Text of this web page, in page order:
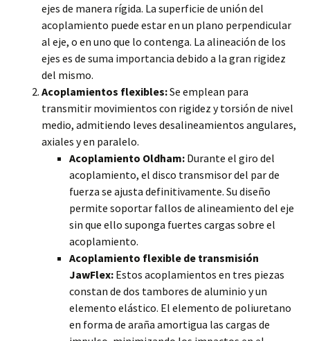
ejes de manera rígida. La superficie de unión del
acoplamiento puede estar en un plano perpendicular
al eje, o en uno que lo contenga. La alineación de los
ejes es de suma importancia debido a la gran rigidez
del mismo.
Acoplamientos flexibles:Se emplean para
transmitir movimientos con rigidez y torsión de nivel
medio, admitiendo leves desalineamientos angulares,
axiales y en paralelo.
Acoplamiento Oldham: Durante el giro del
acoplamiento, el disco transmisor del par de
fuerza se ajusta definitivamente. Su diseño
permite soportar fallos de alineamiento del eje
sin que ello suponga fuertes cargas sobre el
acoplamiento.
Acoplamiento flexible de transmisión
JawFlex: Estos acoplamientos en tres piezas
constan de dos tambores de aluminio y un
elemento elástico. El elemento de poliuretano
en forma de araña amortigua las cargas de